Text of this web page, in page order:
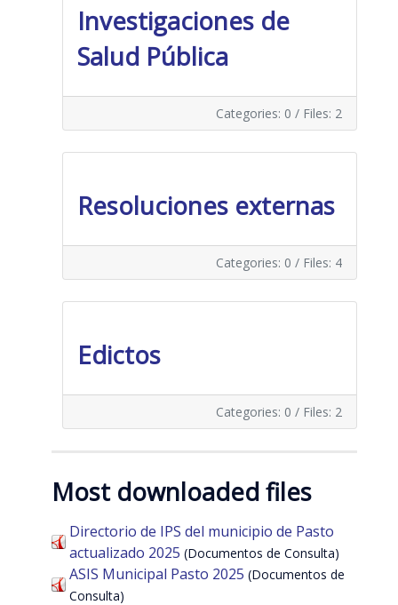
Investigaciones de
Salud Pública
Categories: 0 / Files: 2
Resoluciones externas
Categories: 0 / Files: 4
Edictos
Categories: 0 / Files: 2
Most downloaded files
Directorio de IPS del municipio de Pasto
actualizado 2025 (Documentos de Consulta)
ASIS Municipal Pasto 2025 (Documentos de
Consulta)